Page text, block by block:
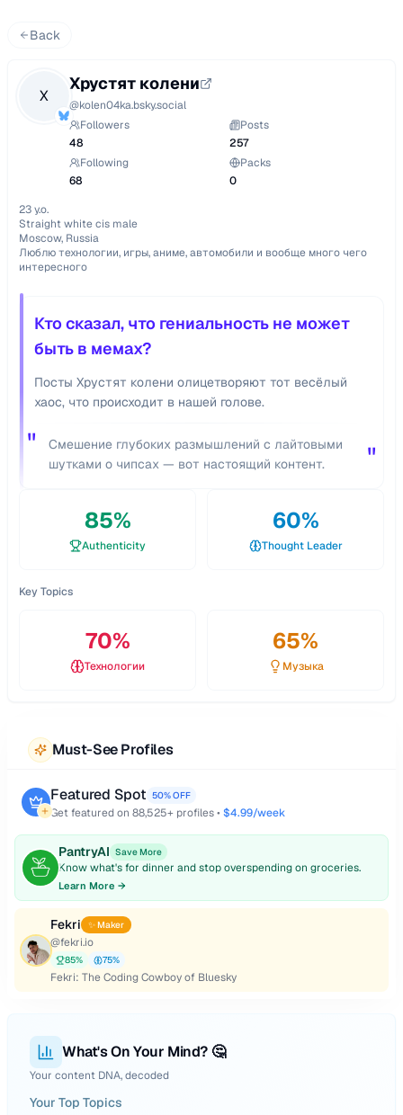
Back
Х
Хрустят колени
@kolen04ka.bsky.social
Followers
48
Posts
257
Following
68
Packs
0
23 y.o.
Straight white cis male
Moscow, Russia
Люблю технологии, игры, аниме, автомобили и вообще много чего
интересного
Кто сказал, что гениальность не может
быть в мемах?
Посты Хрустят колени олицетворяют тот весёлый
хаос, что происходит в нашей голове.
"
Смешение глубоких размышлений с лайтовыми
шутками о чипсах — вот настоящий контент.
"
85%
Authenticity
60%
Thought Leader
Key Topics
70%
Технологии
65%
Музыка
Must-See Profiles
Featured Spot 50% OFF
Get featured on 88,525+ profiles • $4.99/week
PantryAI Save More
Know what's for dinner and stop overspending on groceries.
Learn More →
Fekri ✨ Maker
@fekri.io
85% 75%
Fekri: The Coding Cowboy of Bluesky
What's On Your Mind? 🤔
Your content DNA, decoded
Your Top Topics